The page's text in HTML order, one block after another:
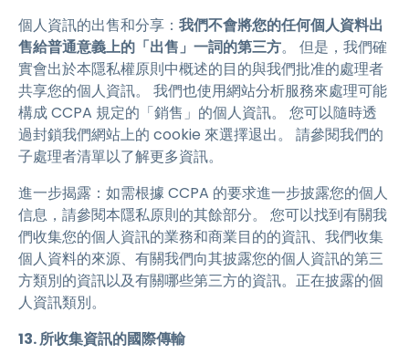
個人資訊的出售和分享： 我們不會將您的任何個人資料出
售給普通意義上的「出售」一詞的第三方。 但是，我們確
實會出於本隱私權原則中概述的目的與我們批准的處理者
共享您的個人資訊。 我們也使用網站分析服務來處理可能
構成 CCPA 規定的「銷售」的個人資訊。 您可以隨時透
過封鎖我們網站上的 cookie 來選擇退出。 請參閱我們的
子處理者清單以了解更多資訊。
進一步揭露：如需根據 CCPA 的要求進一步披露您的個人
信息，請參閱本隱私原則的其餘部分。 您可以找到有關我
們收集您的個人資訊的業務和商業目的的資訊、我們收集
個人資料的來源、有關我們向其披露您的個人資訊的第三
方類別的資訊以及有關哪些第三方的資訊。正在披露的個
人資訊類別。
13. 所收集資訊的國際傳輸